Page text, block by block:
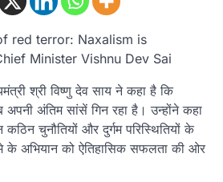
red terror: Naxalism is
Minister Vishnu Dev Sai
श्री विष्णु देव साय ने कहा है कि
अंतिम सांसें गिन रहा है। उन्होंने कहा
कठिन चुनौतियों और दुर्गम परिस्थितियों के
के अभियान को ऐतिहासिक सफलता की ओर